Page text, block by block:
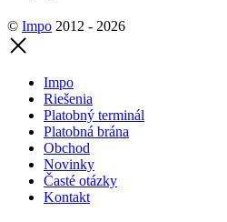
© Impo 2012 - 2026
Impo
Riešenia
Platobný terminál
Platobná brána
Obchod
Novinky
Časté otázky
Kontakt